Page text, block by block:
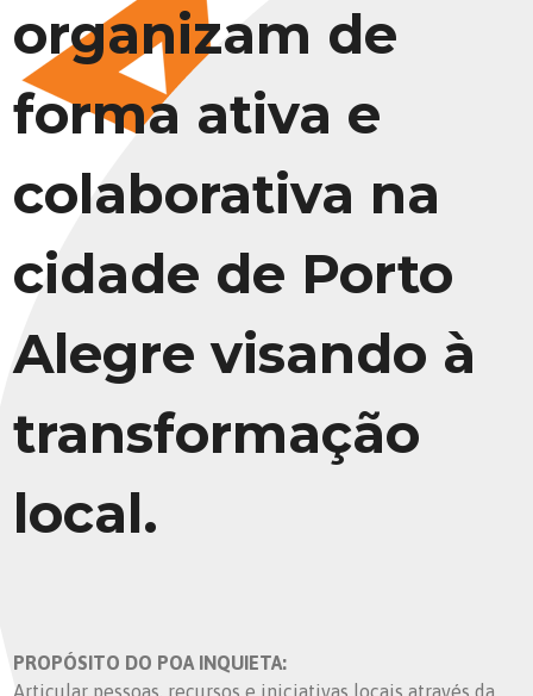
organizam de
forma ativa e
colaborativa na
cidade de Porto
Alegre visando à
transformação
local.
PROPÓSITO DO POA INQUIETA:
Articular pessoas, recursos e iniciativas locais através da